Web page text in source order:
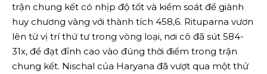
trận chung kết có nhịp độ tốt và kiểm soát để giành
huy chương vàng với thành tích 458,6. Rituparna vươn
lên từ vị trí thứ tư trong vòng loại, nơi cô đã sút 584-
31x, để đạt đỉnh cao vào đúng thời điểm trong trận
chung kết. Nischal của Haryana đã vượt qua một thử